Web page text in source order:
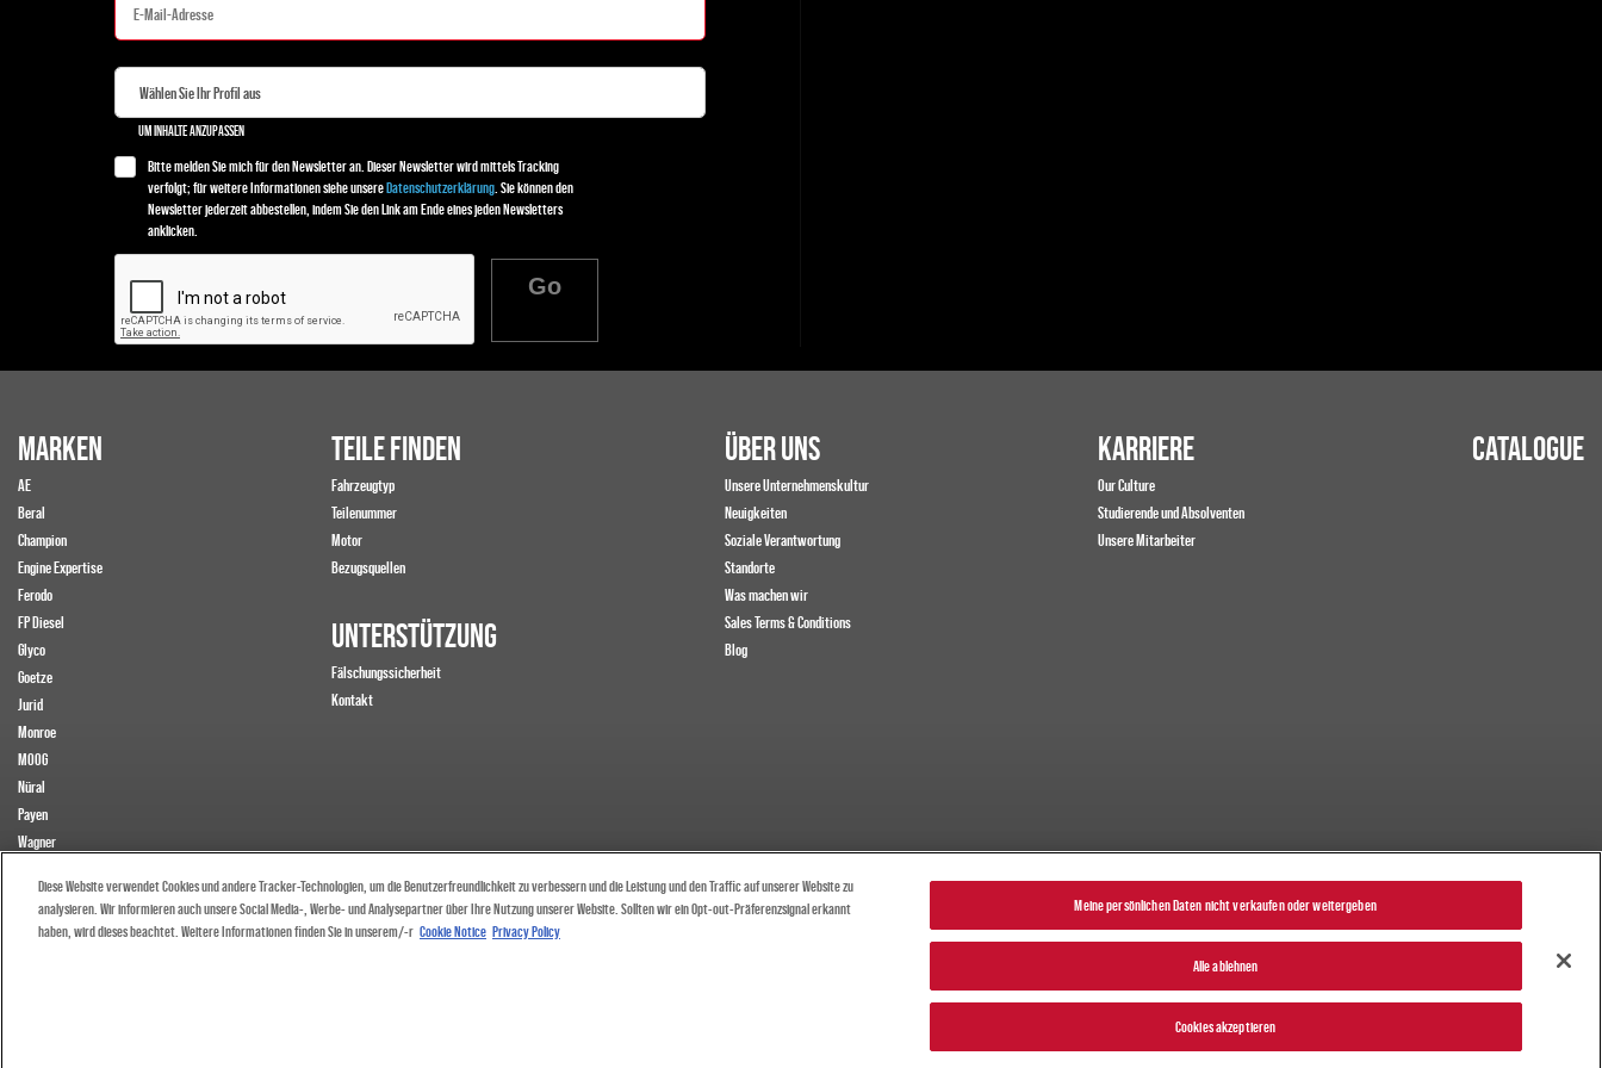
UM INHALTE ANZUPASSEN
Bitte melden Sie mich für den Newsletter an. Dieser Newsletter wird mittels Tracking
verfolgt; für weitere Informationen siehe unsereDatenschutzerklärung. Sie können den
Newsletter jederzeit abbestellen, indem Sie den Link am Ende eines jeden Newsletters
anklicken.
Go
MARKEN
AE
Beral
Champion
Engine Expertise
Ferodo
FP Diesel
Glyco
Goetze
Jurid
Monroe
MOOG
Nüral
Payen
Wagner
TEILE FINDEN
Fahrzeugtyp
Teilenummer
Motor
Bezugsquellen
UNTERSTÜTZUNG
Fälschungssicherheit
Kontakt
ÜBER UNS
Unsere Unternehmenskultur
Neuigkeiten
Soziale Verantwortung
Standorte
Was machen wir
Sales Terms & Conditions
Blog
KARRIERE
Our Culture
Studierende und Absolventen
Unsere Mitarbeiter
CATALOGUE
Meine persönlichen Daten nicht verkaufen oder weitergeben|Cookie notice (Deutsch)
Diese Website verwendet Cookies und andere Tracker-Technologien, um die Benutzerfreundlichkeit zu verbessern und die Leistung und den Traffic auf unserer Website zu
analysieren. Wir informieren auch unsere Social Media-, Werbe- und Analysepartner über Ihre Nutzung unserer Website. Sollten wir ein Opt-out-Präferenzsignal erkannt
haben, wird dieses beachtet. Weitere Informationen finden Sie in unserem/-r Cookie Notice Privacy Policy
Meine persönlichen Daten nicht verkaufen oder weitergeben
Alle ablehnen
Cookies akzeptieren